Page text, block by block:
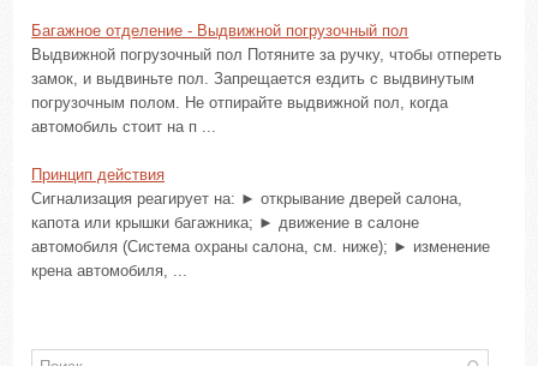
Багажное отделение - Выдвижной погрузочный пол
Выдвижной погрузочный пол Потяните за ручку, чтобы отпереть
замок, и выдвиньте пол. Запрещается ездить с выдвинутым
погрузочным полом. Не отпирайте выдвижной пол, когда
автомобиль стоит на п ...
Принцип действия
Сигнализация реагирует на: ► открывание дверей салона,
капота или крышки багажника; ► движение в салоне
автомобиля (Система охраны салона, см. ниже); ► изменение
крена автомобиля, ...